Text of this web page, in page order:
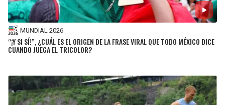
MUNDIAL 2026
“¡Y SI SÍ!”, ¿CUÁL ES EL ORIGEN DE LA FRASE VIRAL QUE TODO MÉXICO DICE
CUANDO JUEGA EL TRICOLOR?